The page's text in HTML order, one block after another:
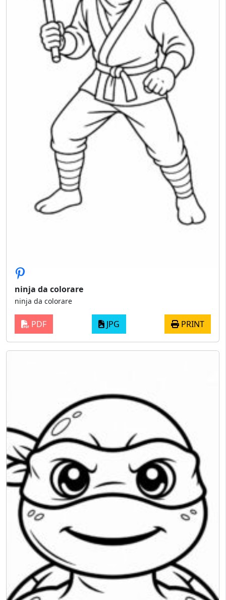
ninja da colorare
ninja da colorare
PDF JPG PRINT